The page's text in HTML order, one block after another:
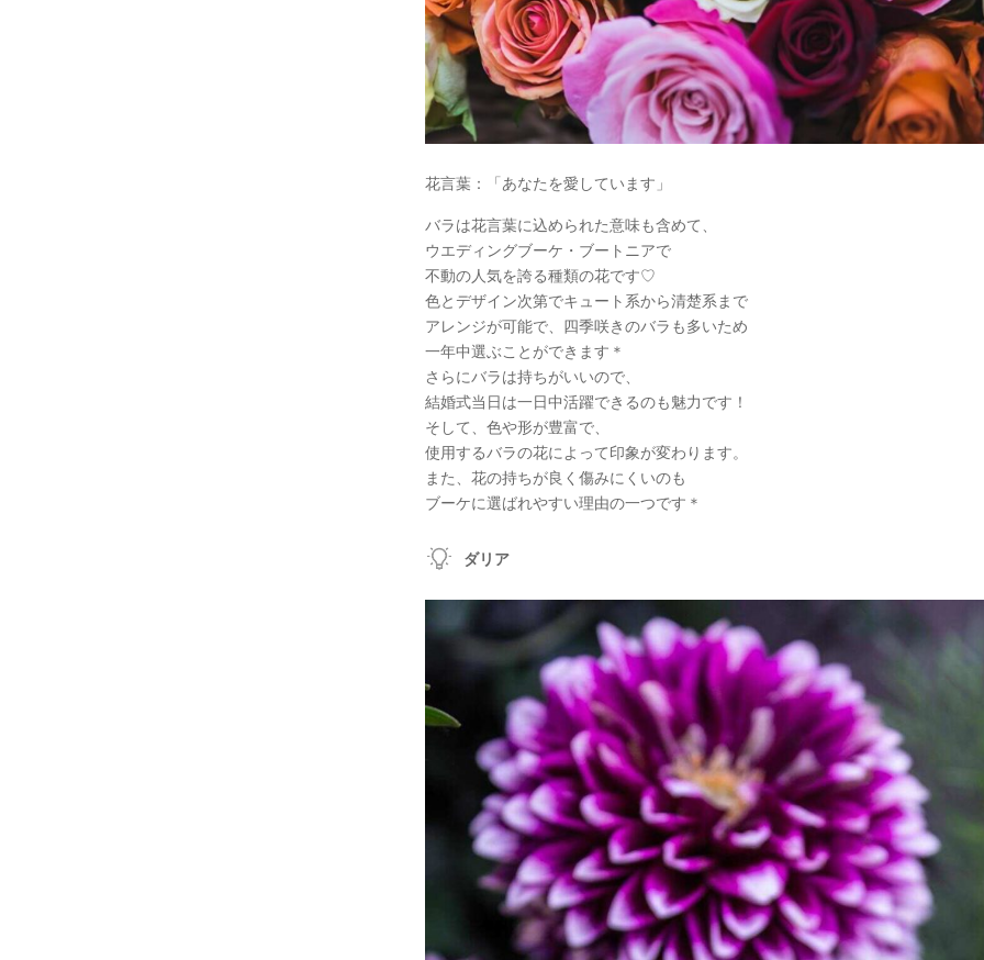
花言葉：「あなたを愛しています」
バラは花言葉に込められた意味も含めて、
ウエディングブーケ・ブートニアで
不動の人気を誇る種類の花です♡
色とデザイン次第でキュート系から清楚系まで
アレンジが可能で、四季咲きのバラも多いため
一年中選ぶことができます＊
さらにバラは持ちがいいので、
結婚式当日は一日中活躍できるのも魅力です！
そして、色や形が豊富で、
使用するバラの花によって印象が変わります。
また、花の持ちが良く傷みにくいのも
ブーケに選ばれやすい理由の一つです＊
ダリア